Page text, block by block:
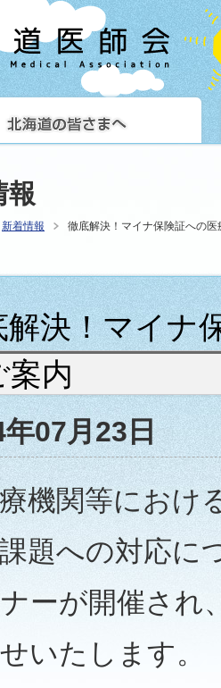
報
新着情報 徹底解決！マイナ保険証への
解決！マイナ
案内
07月23日
機関等におけ
題への対応に
ーが開催され
いたします。